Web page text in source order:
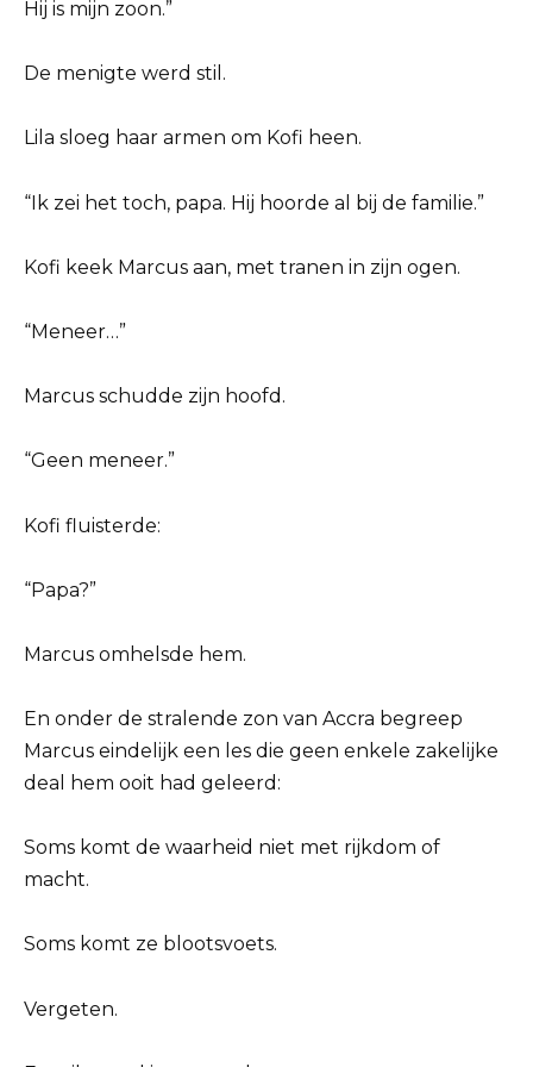
Hij is mijn zoon.”
De menigte werd stil.
Lila sloeg haar armen om Kofi heen.
“Ik zei het toch, papa. Hij hoorde al bij de familie.”
Kofi keek Marcus aan, met tranen in zijn ogen.
“Meneer…”
Marcus schudde zijn hoofd.
“Geen meneer.”
Kofi fluisterde:
“Papa?”
Marcus omhelsde hem.
En onder de stralende zon van Accra begreep
Marcus eindelijk een les die geen enkele zakelijke
deal hem ooit had geleerd:
Soms komt de waarheid niet met rijkdom of
macht.
Soms komt ze blootsvoets.
Vergeten.